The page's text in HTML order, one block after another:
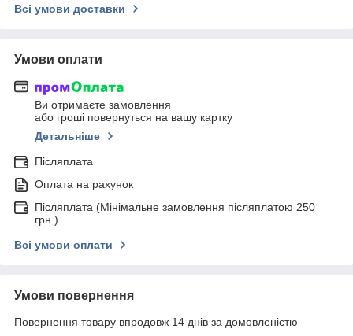
Всі умови доставки
Умови оплати
Ви отримаєте замовлення
або гроші повернуться на вашу картку
Детальніше
Післяплата
Оплата на рахунок
Післяплата (Мінімальне замовлення післяплатою 250
грн.)
Всі умови оплати
Умови повернення
Повернення товару впродовж 14 днів за домовленістю